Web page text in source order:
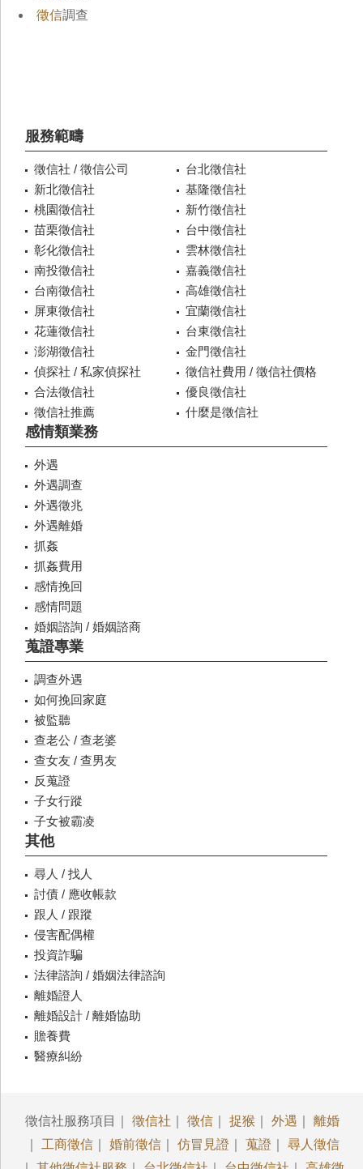
徵信調查
服務範疇
徵信社 / 徵信公司
台北徵信社
新北徵信社
基隆徵信社
桃園徵信社
新竹徵信社
苗栗徵信社
台中徵信社
彰化徵信社
雲林徵信社
南投徵信社
嘉義徵信社
台南徵信社
高雄徵信社
屏東徵信社
宜蘭徵信社
花蓮徵信社
台東徵信社
澎湖徵信社
金門徵信社
偵探社 / 私家偵探社
徵信社費用 / 徵信社價格
合法徵信社
優良徵信社
徵信社推薦
什麼是徵信社
感情類業務
外遇
外遇調查
外遇徵兆
外遇離婚
抓姦
抓姦費用
感情挽回
感情問題
婚姻諮詢 / 婚姻諮商
蒐證專業
調查外遇
如何挽回家庭
被監聽
查老公 / 查老婆
查女友 / 查男友
反蒐證
子女行蹤
子女被霸凌
其他
尋人 / 找人
討債 / 應收帳款
跟人 / 跟蹤
侵害配偶權
投資詐騙
法律諮詢 / 婚姻法律諮詢
離婚證人
離婚設計 / 離婚協助
贍養費
醫療糾紛
徵信社服務項目｜ 徵信社 徵信 捉猴 外遇
離婚
工商徵信 婚前徵信 仿冒見證 蒐證
尋人徵信